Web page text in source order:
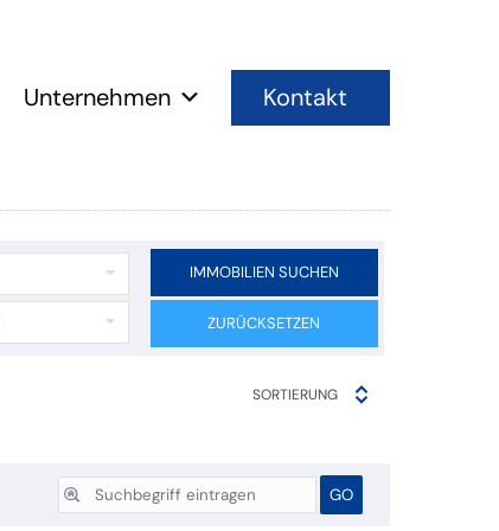
Unternehmen Kontakt
IMMOBILIEN SUCHEN
ZURÜCKSETZEN
SORTIERUNG